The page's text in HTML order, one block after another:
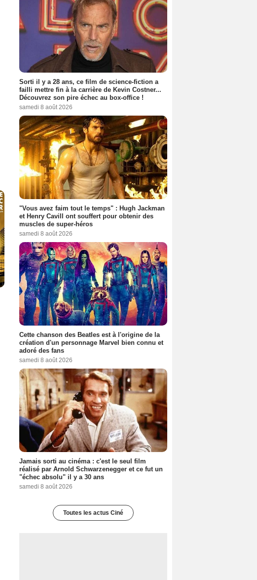
Sorti il y a 28 ans, ce film de science-fiction a
failli mettre fin à la carrière de Kevin Costner...
Découvrez son pire échec au box-office !
samedi 8 août 2026
"Vous avez faim tout le temps" : Hugh Jackman
et Henry Cavill ont souffert pour obtenir des
muscles de super-héros
samedi 8 août 2026
Cette chanson des Beatles est à l'origine de la
création d'un personnage Marvel bien connu et
adoré des fans
samedi 8 août 2026
Jamais sorti au cinéma : c'est le seul film
réalisé par Arnold Schwarzenegger et ce fut un
"échec absolu" il y a 30 ans
samedi 8 août 2026
Toutes les actus Ciné